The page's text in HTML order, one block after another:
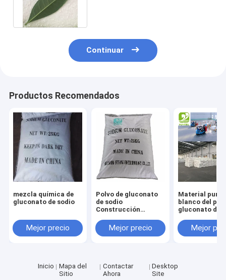
Productos
Sobre nosotros
Visita a la fábrica
noticias
Todos los casos
Edulcorante natural del eritritol
Edulcorante orgánico del eritritol
Substituto del edulcorante del eritritol
Continuar
Productos Recomendados
mezcla química de
gluconato de sodio
Mejor precio
Polvo de gluconato
de sodio
Construcción
de hormigón Aditivo
Grado alimenticio
Mejor precio
Material puro
blanco del
gluconato de
de CAS 527-
Mejor
Inicio
Mapa del
Sitio
Contactar
Ahora
Desktop
Site